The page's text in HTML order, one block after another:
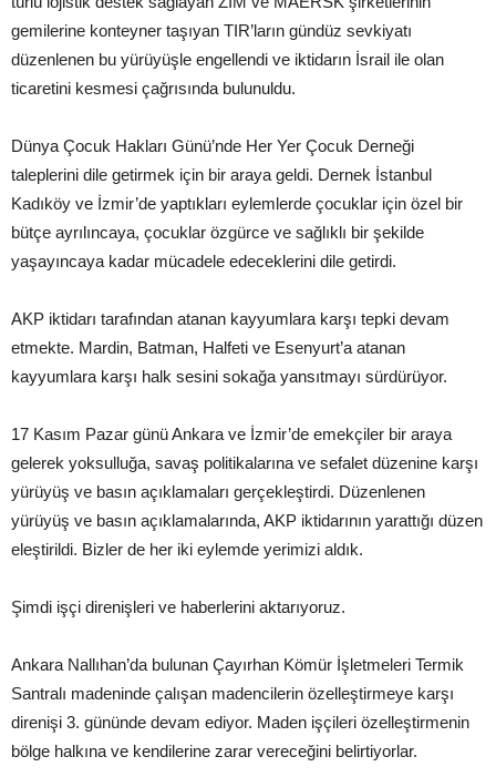
gemilerine konteyner taşıyan TIR’ların gündüz sevkiyatı
düzenlenen bu yürüyüşle engellendi ve iktidarın İsrail ile olan
ticaretini kesmesi çağrısında bulunuldu.
Dünya Çocuk Hakları Günü’nde Her Yer Çocuk Derneği
taleplerini dile getirmek için bir araya geldi. Dernek İstanbul
Kadıköy ve İzmir’de yaptıkları eylemlerde çocuklar için özel bir
bütçe ayrılıncaya, çocuklar özgürce ve sağlıklı bir şekilde
yaşayıncaya kadar mücadele edeceklerini dile getirdi.
AKP iktidarı tarafından atanan kayyumlara karşı tepki devam
etmekte. Mardin, Batman, Halfeti ve Esenyurt’a atanan
kayyumlara karşı halk sesini sokağa yansıtmayı sürdürüyor.
17 Kasım Pazar günü Ankara ve İzmir’de emekçiler bir araya
gelerek yoksulluğa, savaş politikalarına ve sefalet düzenine karşı
yürüyüş ve basın açıklamaları gerçekleştirdi. Düzenlenen
yürüyüş ve basın açıklamalarında, AKP iktidarının yarattığı düzen
eleştirildi. Bizler de her iki eylemde yerimizi aldık.
Şimdi işçi direnişleri ve haberlerini aktarıyoruz.
Ankara Nallıhan’da bulunan Çayırhan Kömür İşletmeleri Termik
Santralı madeninde çalışan madencilerin özelleştirmeye karşı
direnişi 3. gününde devam ediyor. Maden işçileri özelleştirmenin
bölge halkına ve kendilerine zarar vereceğini belirtiyorlar.